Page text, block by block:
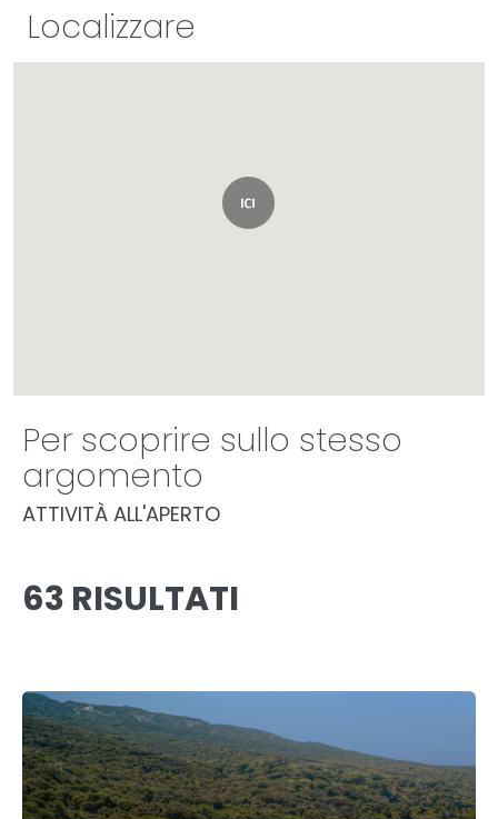
Localizzare
Per scoprire sullo stesso
argomento
ATTIVITÀ ALL'APERTO
63 RISULTATI